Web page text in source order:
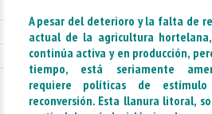
A pesar del deterioro y la falta de
actual de la agricultura
continúa activa y en producción,
tiempo, está seriamente
requiere políticas de
reconversión. Esta llanura litoral,